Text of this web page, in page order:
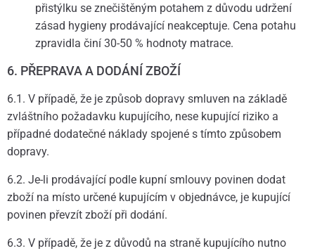
přistýlku se znečištěným potahem z důvodu udržení
zásad hygieny prodávající neakceptuje. Cena potahu
zpravidla činí 30-50 % hodnoty matrace.
6. PŘEPRAVA A DODÁNÍ ZBOŽÍ
6.1. V případě, že je způsob dopravy smluven na základě
zvláštního požadavku kupujícího, nese kupující riziko a
případné dodatečné náklady spojené s tímto způsobem
dopravy.
6.2. Je-li prodávající podle kupní smlouvy povinen dodat
zboží na místo určené kupujícím v objednávce, je kupující
povinen převzít zboží při dodání.
6.3. V případě, že je z důvodů na straně kupujícího nutno